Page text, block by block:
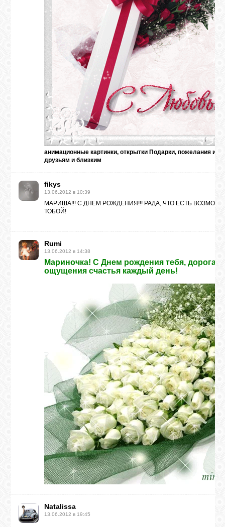
FACEBOOK
PINTEREST
анимационные картинки, открытки Подарки, пожелания и
друзьям и близким
fikys
13.06.2012 в 10:39
МАРИША!!! С ДНЕМ РОЖДЕНИЯ!!! РАДА, ЧТО ЕСТЬ
ТОБОЙ!
Rumi
13.06.2012 в 14:38
Мариночка! С Днем рождения тебя,
ощущения счастья каждый день!
Natalissa
13.06.2012 в 19:45